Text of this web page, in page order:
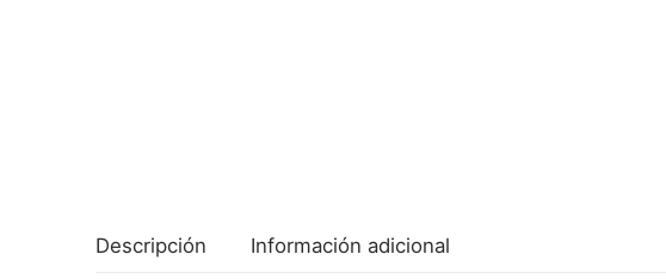
Descripción Información adicional